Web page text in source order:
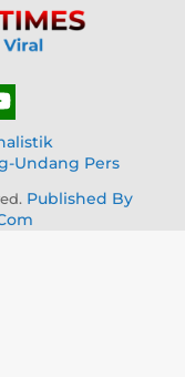
Undang Pers
Published By